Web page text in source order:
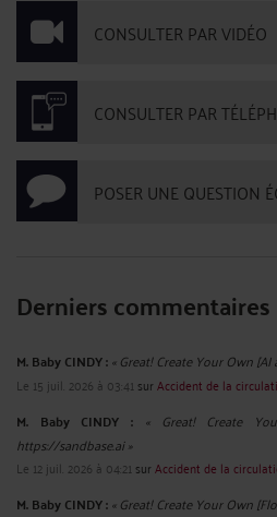
CONSULTER PAR VIDÉO
CONSULTER PAR
POSER UNE QUESTION
Derniers commentaires
M. Baby CINDY :« Great! Create Your Own
Le 15 juil. 2026 à 03:41 surAccident de la
M. Baby CINDY : « Great! Create
https://sandbase.ai »
Le 12 juil. 2026 à 04:21 surAccident de la
M. Baby CINDY :« Great! Create Your Own